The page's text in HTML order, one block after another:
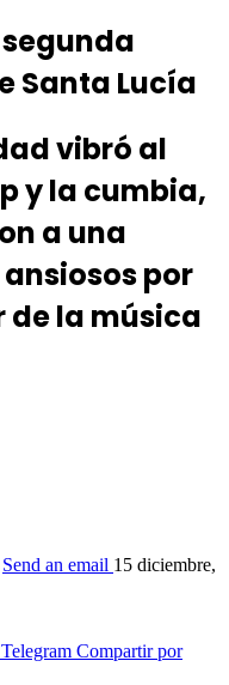
Santa Lucía
vibró al
y la cumbia,
a una
por
de la música
Send an email 15 diciembre,
Telegram Compartir por